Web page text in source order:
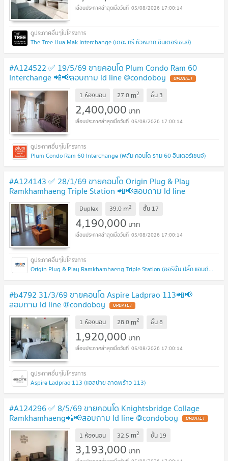
05/08/2026 17:00:14
The Tree Hua Mak Interchange (เดอะ ทรี หัวหมาก อินเตอร์เชนจ์)
#A124522 ✅ 19/5/69 ขายคอนโด Plum Condo Ram 60
Interchange 📲📢สอบถาม ld line @condoboy UPDATE !
1 ห้องนอน 27.0 m2 ชั้น 3
2,400,000 บาท
05/08/2026 17:00:14
Plum Condo Ram 60 Interchange (พลัม คอนโด ราม 60 อินเตอร์เชนจ์)
#A124143 ✅ 28/1/69 ขายคอนโด Origin Plug & Play
Ramkhamhaeng Triple Station 📲📢สอบถาม ld line
@condoboy UPDATE !
Duplex 39.0 m2 ชั้น 17
4,190,000 บาท
05/08/2026 17:00:14
Origin Plug & Play Ramkhamhaeng Triple Station (ออริจิ้น ปลั๊ก แอนด์ เพลย์ รามคำแหง ทริปเปิ้ล สเตชั่น)
#b4792 31/3/69 ขายคอนโด Aspire Ladprao 113📲📢
สอบถาม ld line @condoboy UPDATE !
1 ห้องนอน 28.0 m2 ชั้น8
1,920,000 บาท
05/08/2026 17:00:14
Aspire Ladprao 113 (แอสปาย ลาดพร้าว 113)
#A124296 ✅ 8/5/69 ขายคอนโด Knightsbridge Collage
Ramkhamhaeng📲📢สอบถาม ld line @condoboy UPDATE !
1 ห้องนอน 32.5 m2 ชั้น 19
3,193,000 บาท